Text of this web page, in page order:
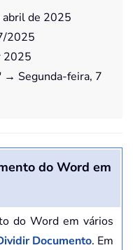
de 2025
2025
2025
→ Segunda-feira, 7
do Word em
do Word em vários
Documento. Em